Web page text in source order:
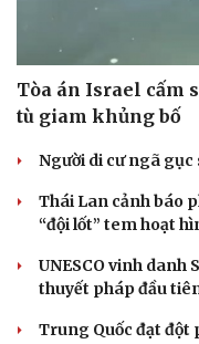
Tòa án Israel cấm
tù giam khủng bố
Người di cư ngã gục
Thái Lan cảnh báo
“đội lốt” tem hoạt
UNESCO vinh
thuyết pháp đầu
Trung Quốc đạt